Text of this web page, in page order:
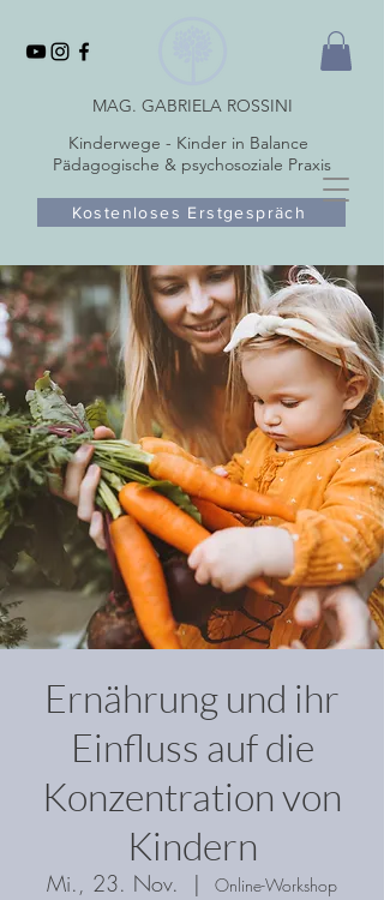
MAG. GABRIELA ROSSINI
Kinderwege - Kinder in Balance
Pädagogische & psychosoziale Praxis
Kostenloses Erstgespräch
Ernährung und ihr
Einfluss auf die
Konzentration von
Kindern
Mi., 23. Nov.
  |
Online-Workshop